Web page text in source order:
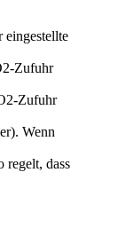
eingestellte
Zufuhr
Zufuhr
Wenn
regelt, dass